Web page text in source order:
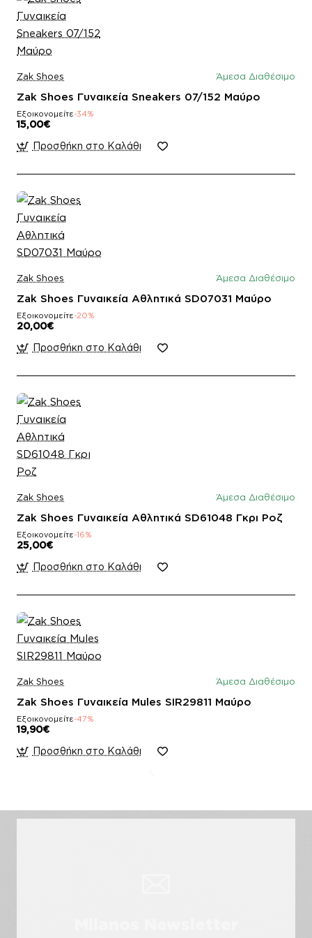
Zak Shoes Άμεσα Διαθέσιμο
Zak Shoes Γυναικεία Sneakers 07/152 Μαύρο
Εξοικονομείτε-34%
15,00€
Προσθήκη στο Καλάθι
Zak Shoes Άμεσα Διαθέσιμο
Zak Shoes Γυναικεία Αθλητικά SD07031 Μαύρο
Εξοικονομείτε-20%
20,00€
Προσθήκη στο Καλάθι
Zak Shoes Άμεσα Διαθέσιμο
Zak Shoes Γυναικεία Αθλητικά SD61048 Γκρι Ροζ
Εξοικονομείτε-16%
25,00€
Προσθήκη στο Καλάθι
Zak Shoes Άμεσα Διαθέσιμο
Zak Shoes Γυναικεία Mules SIR29811 Μαύρο
Εξοικονομείτε-47%
19,90€
Προσθήκη στο Καλάθι